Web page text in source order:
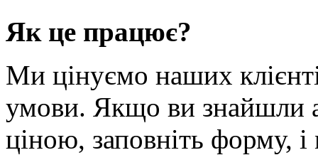
Як це працює?
Ми цінуємо наших
умови. Якщо ви знайшли
ціною, заповніть форму,